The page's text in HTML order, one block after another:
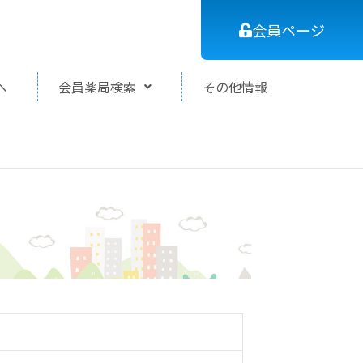
会員ページ
会員薬局検索 その他情報